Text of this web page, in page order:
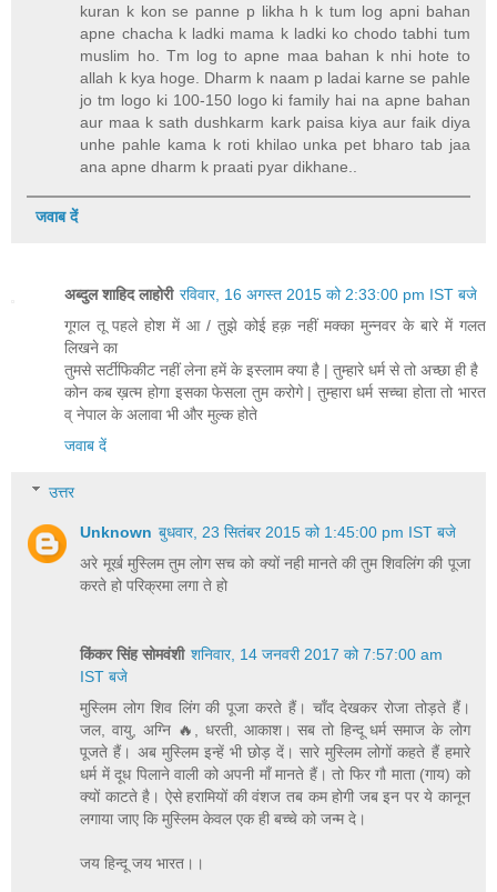
kuran k kon se panne p likha h k tum log apni bahan
apne chacha k ladki mama k ladki ko chodo tabhi tum
muslim ho. Tm log to apne maa bahan k nhi hote to
allah k kya hoge. Dharm k naam p ladai karne se pahle
jo tm logo ki 100-150 logo ki family hai na apne bahan
aur maa k sath dushkarm kark paisa kiya aur faik diya
unhe pahle kama k roti khilao unka pet bharo tab jaa
ana apne dharm k praati pyar dikhane..
जवाब दें
अब्दुल शाहिद लाहोरी रविवार, 16 अगस्त 2015 को 2:33:00 pm IST बजे
गूगल तू पहले होश में आ / तुझे कोई हक़ नहीं मक्का मुन्नवर के बारे में गलत
लिखने का
तुमसे सर्टीफिकीट नहीं लेना हमें के इस्लाम क्या है | तुम्हारे धर्म से तो अच्छा ही है
कोन कब ख़त्म होगा इसका फेसला तुम करोगे | तुम्हारा धर्म सच्चा होता तो भारत
व् नेपाल के अलावा भी और मुल्क होते
जवाब दें
उत्तर
Unknown बुधवार, 23 सितंबर 2015 को 1:45:00 pm IST बजे
अरे मूर्ख मुस्लिम तुम लोग सच को क्यों नही मानते की तुम शिवलिंग की पूजा
करते हो परिक्रमा लगा ते हो
किंकर सिंह सोमवंशी शनिवार, 14 जनवरी 2017 को 7:57:00 am
IST बजे
मुस्लिम लोग शिव लिंग की पूजा करते हैं। चाँद देखकर रोजा तोड़ते हैं।
जल, वायु, अग्नि 🔥, धरती, आकाश। सब तो हिन्दू धर्म समाज के लोग
पूजते हैं। अब मुस्लिम इन्हें भी छोड़ दें। सारे मुस्लिम लोगों कहते हैं हमारे
धर्म में दूध पिलाने वाली को अपनी माँ मानते हैं। तो फिर गौ माता (गाय) को
क्यों काटते है। ऐसे हरामियों की वंशज तब कम होगी जब इन पर ये कानून
लगाया जाए कि मुस्लिम केवल एक ही बच्चे को जन्म दे।
जय हिन्दू जय भारत।।